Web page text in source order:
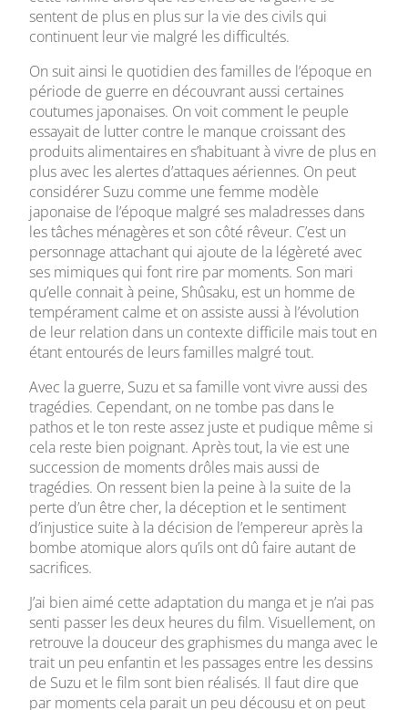
sentent de plus en plus sur la vie des civils qui
continuent leur vie malgré les difficultés.
On suit ainsi le quotidien des familles de l’époque en
période de guerre en découvrant aussi certaines
coutumes japonaises. On voit comment le peuple
essayait de lutter contre le manque croissant des
produits alimentaires en s’habituant à vivre de plus en
plus avec les alertes d’attaques aériennes. On peut
considérer Suzu comme une femme modèle
japonaise de l’époque malgré ses maladresses dans
les tâches ménagères et son côté rêveur. C’est un
personnage attachant qui ajoute de la légèreté avec
ses mimiques qui font rire par moments. Son mari
qu’elle connait à peine, Shûsaku, est un homme de
tempérament calme et on assiste aussi à l’évolution
de leur relation dans un contexte difficile mais tout en
étant entourés de leurs familles malgré tout.
Avec la guerre, Suzu et sa famille vont vivre aussi des
tragédies. Cependant, on ne tombe pas dans le
pathos et le ton reste assez juste et pudique même si
cela reste bien poignant. Après tout, la vie est une
succession de moments drôles mais aussi de
tragédies. On ressent bien la peine à la suite de la
perte d’un être cher, la déception et le sentiment
d’injustice suite à la décision de l’empereur après la
bombe atomique alors qu’ils ont dû faire autant de
sacrifices.
J’ai bien aimé cette adaptation du manga et je n’ai pas
senti passer les deux heures du film. Visuellement, on
retrouve la douceur des graphismes du manga avec le
trait un peu enfantin et les passages entre les dessins
de Suzu et le film sont bien réalisés. Il faut dire que
par moments cela parait un peu décousu et on peut